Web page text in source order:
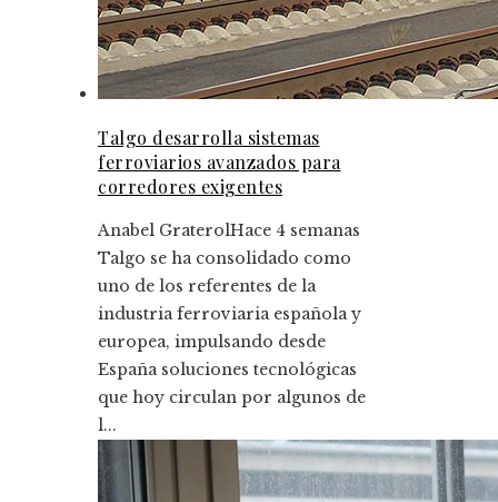
Talgo desarrolla sistemas
ferroviarios avanzados para
corredores exigentes
Anabel GraterolHace 4 semanas
Talgo se ha consolidado como
uno de los referentes de la
industria ferroviaria española y
europea, impulsando desde
España soluciones tecnológicas
que hoy circulan por algunos de
l...